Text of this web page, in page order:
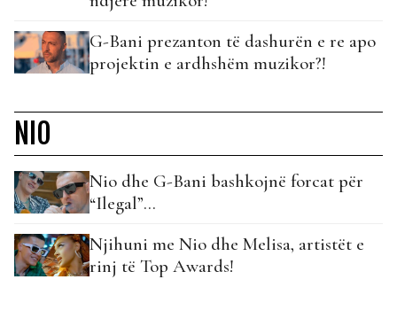
G-Bani prezanton të dashurën e re apo
projektin e ardhshëm muzikor?!
NIO
Nio dhe G-Bani bashkojnë forcat për
“Ilegal”…
Njihuni me Nio dhe Melisa, artistët e
rinj të Top Awards!